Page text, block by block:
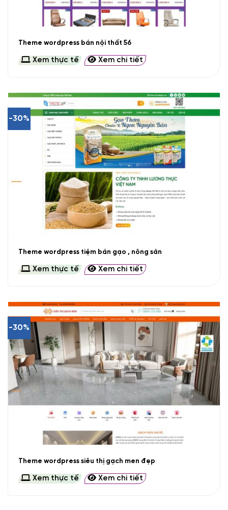
Theme wordpress bán nội thất 56
Xem thực tế Xem chi tiết
-30%
Theme wordpress tiệm bán gạo , nông sản
Xem thực tế Xem chi tiết
-30%
Theme wordpress siêu thị gạch men đẹp
Xem thực tế Xem chi tiết